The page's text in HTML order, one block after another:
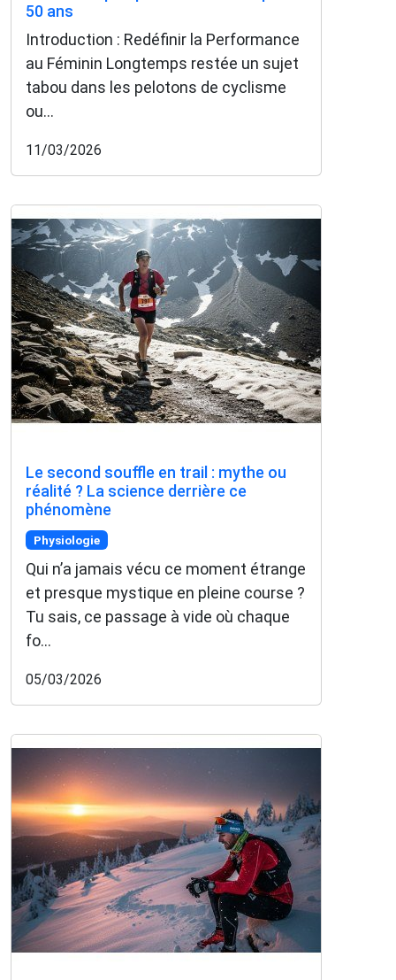
50 ans
Introduction : Redéfinir la Performance
au Féminin Longtemps restée un sujet
tabou dans les pelotons de cyclisme
ou...
11/03/2026
Le second souffle en trail : mythe ou
réalité ? La science derrière ce
phénomène
Physiologie
Qui n’a jamais vécu ce moment étrange
et presque mystique en pleine course ?
Tu sais, ce passage à vide où chaque
fo...
05/03/2026